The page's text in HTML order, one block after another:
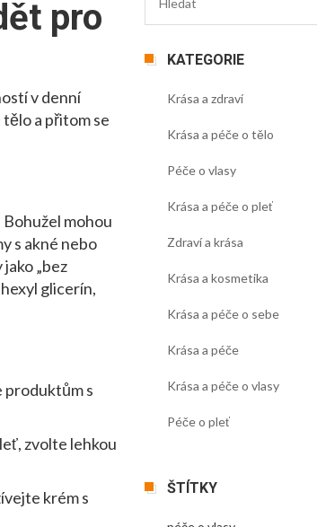
pro
v denní
a přitom se
mohou
s akné nebo
„bez
glicerín,
produktům s
zvolte lehkou
krém s
KATEGORIE
Krása a zdraví
Krása a péče o tělo
Péče o vlasy
Krása a péče o pleť
Zdraví a krása
Krása a kosmetika
Krása a péče o sebe
Krása a péče
Krása a péče o vlasy
Péče o pleť
ŠTÍTKY